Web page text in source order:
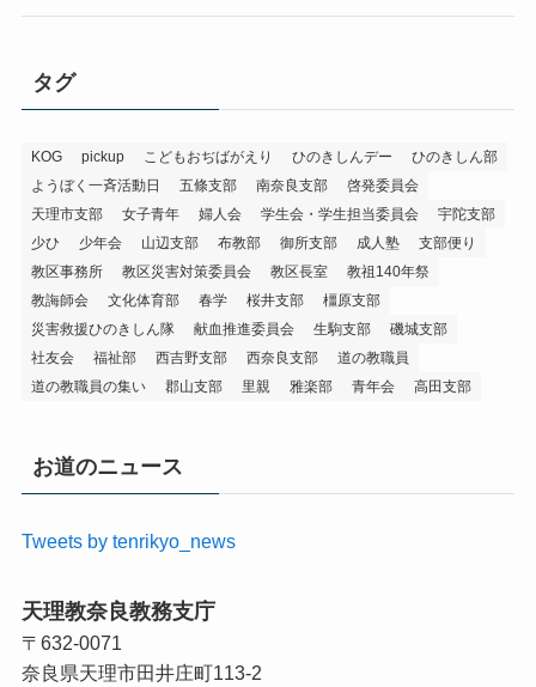
タグ
KOG pickup こどもおぢばがえり ひのきしんデー
ひのきしん部
ようぼく一斉活動日
五條支部 南奈良支部
啓発委員会
天理市支部
女子青年 婦人会 学生会・学生担当委員会
宇陀支部
少ひ
少年会 山辺支部 布教部 御所支部 成人塾
支部便り
教区事務所
教区災害対策委員会 教区長室
教祖140年祭
教誨師会
文化体育部 春学 桜井支部
橿原支部
災害救援ひのきしん隊
献血推進委員会 生駒支部
磯城支部
社友会
福祉部 西吉野支部 西奈良支部
道の教職員
道の教職員の集い
郡山支部 里親 雅楽部 青年会 高田支部
お道のニュース
Tweets by tenrikyo_news
天理教奈良教務支庁
〒632-0071
奈良県天理市田井庄町113-2